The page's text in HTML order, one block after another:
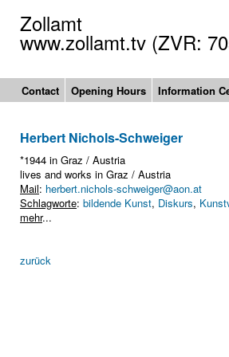
Zollamt
www.zollamt.tv (ZVR:
Contact Opening Hours Information
Herbert Nichols-Schweiger
*1944 in Graz / Austria
lives and works in Graz / Austria
Mail: herbert.nichols-schweiger@aon.at
Schlagworte: bildende Kunst, Diskurs,
mehr...
zurück